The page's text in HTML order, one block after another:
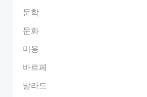
문학
문화
미용
바르페
발라드